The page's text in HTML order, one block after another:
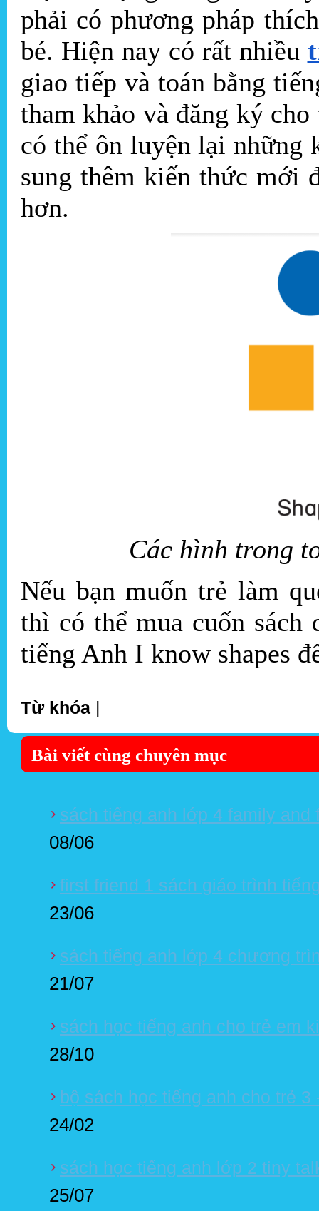
phải có phương pháp
bé. Hiện nay có rất nhiều
giao tiếp và toán bằng
tham khảo và đăng ký
có thể ôn luyện lại những
sung thêm kiến thức mới
hơn.
Các hình trong
Nếu bạn muốn trẻ làm
thì có thể mua cuốn sách
tiếng Anh I know shapes
Từ khóa |
Bài viết cùng chuyên mục
sách tiếng anh lớp 4 family and
08/06
first friend 1 sách giáo trình
23/06
sách tiếng anh lớp 4 chương
21/07
sách học tiếng anh cho trẻ em
28/10
bộ sách học tiếng anh cho trẻ
24/02
sách học tiếng anh lớp 2 tiny
25/07